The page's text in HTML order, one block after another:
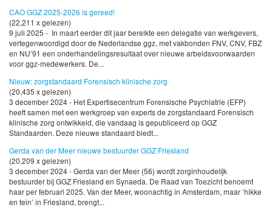
CAO GGZ 2025-2026 is gereed!
(22,211 x gelezen)
9 juli 2025 - In maart eerder dit jaar bereikte een delegatie van werkgevers,
vertegenwoordigd door de Nederlandse ggz, met vakbonden FNV, CNV, FBZ
en NU’91 een onderhandelingsresultaat over nieuwe arbeidsvoorwaarden
voor ggz-medewerkers. De...
Nieuw: zorgstandaard Forensisch klinische zorg
(20,435 x gelezen)
3 december 2024 - Het Expertisecentrum Forensische Psychiatrie (EFP)
heeft samen met een werkgroep van experts de zorgstandaard Forensisch
klinische zorg ontwikkeld, die vandaag is gepubliceerd op GGZ
Standaarden. Deze nieuwe standaard biedt...
Gerda van der Meer nieuwe bestuurder GGZ Friesland
(20,209 x gelezen)
3 december 2024 - Gerda van der Meer (56) wordt zorginhoudelijk
bestuurder bij GGZ Friesland en Synaeda. De Raad van Toezicht benoemt
haar per februari 2025. Van der Meer, woonachtig in Amsterdam, maar ‘hikke
en tein’ in Friesland, brengt...